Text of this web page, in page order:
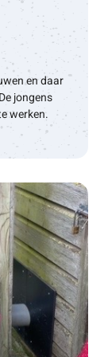
en daar
jongens
werken.